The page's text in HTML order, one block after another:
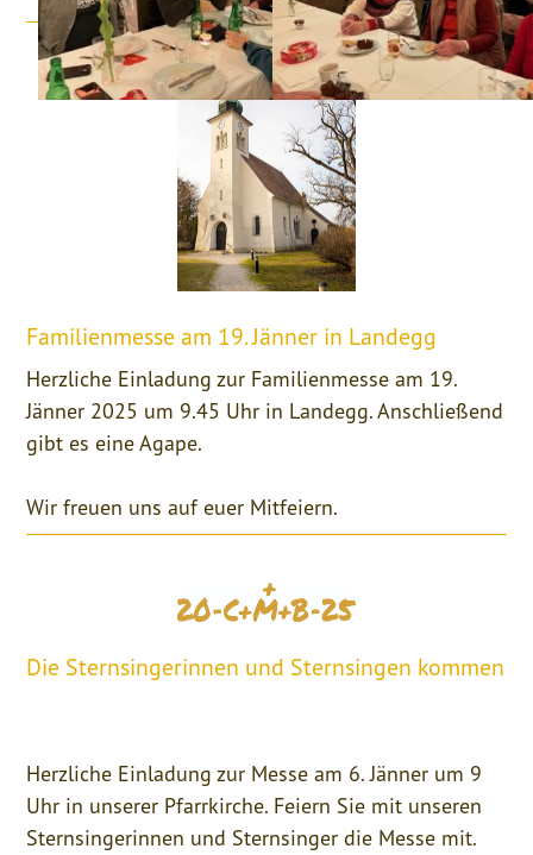
Familienmesse am 19. Jänner in Landegg
Herzliche Einladung zur Familienmesse am 19.
Jänner 2025 um 9.45 Uhr in Landegg. Anschließend
gibt es eine Agape.
Wir freuen uns auf euer Mitfeiern.
Die Sternsingerinnen und Sternsingen kommen
Herzliche Einladung zur Messe am 6. Jänner um 9
Uhr in unserer Pfarrkirche. Feiern Sie mit unseren
Sternsingerinnen und Sternsinger die Messe mit.